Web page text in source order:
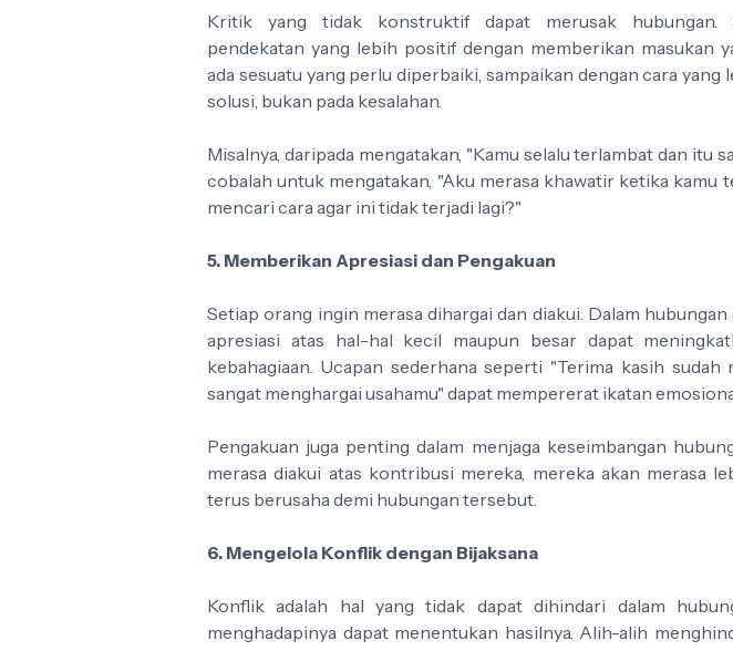
Kritik yang tidak konstruktif dapat merusak hubungan.
pendekatan yang lebih positif dengan memberikan masukan
ada sesuatu yang perlu diperbaiki, sampaikan dengan cara yang
solusi, bukan pada kesalahan.
Misalnya, daripada mengatakan, "Kamu selalu terlambat dan itu
cobalah untuk mengatakan, "Aku merasa khawatir ketika kamu
mencari cara agar ini tidak terjadi lagi?"
5. Memberikan Apresiasi dan Pengakuan
Setiap orang ingin merasa dihargai dan diakui. Dalam
apresiasi atas hal-hal kecil maupun besar dapat
kebahagiaan. Ucapan sederhana seperti "Terima kasih sudah
sangat menghargai usahamu" dapat mempererat ikatan
Pengakuan juga penting dalam menjaga keseimbangan
merasa diakui atas kontribusi mereka, mereka akan merasa
terus berusaha demi hubungan tersebut.
6. Mengelola Konflik dengan Bijaksana
Konflik adalah hal yang tidak dapat dihindari dalam
menghadapinya dapat menentukan hasilnya. Alih-alih